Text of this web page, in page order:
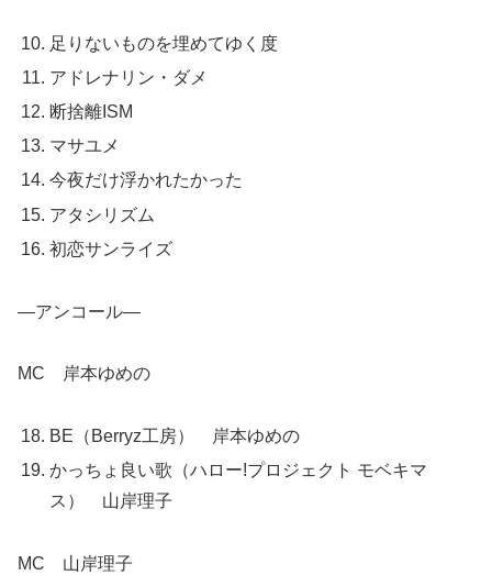
足りないものを埋めてゆく度
アドレナリン・ダメ
断捨離ISM
マサユメ
今夜だけ浮かれたかった
アタシリズム
初恋サンライズ
—アンコール—
MC 岸本ゆめの
BE（Berryz工房） 岸本ゆめの
かっちょ良い歌（ハロー!プロジェクト モベキマ
ス） 山岸理子
MC 山岸理子